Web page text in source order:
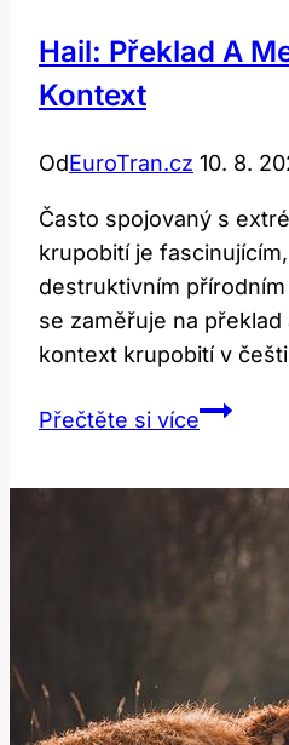
Hail: Překlad A
Kontext
OdEuroTran.cz 10. 8.
Často spojovaný s
krupobití je
destruktivním
se zaměřuje na
kontext krupobití v
Přečtěte si víceHail:
Kontext